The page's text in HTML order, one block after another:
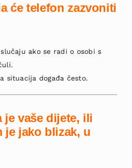
će telefon zazvoniti
ako se radi o osobi s
situacija događa često.
je vaše dijete, ili
je jako blizak, u